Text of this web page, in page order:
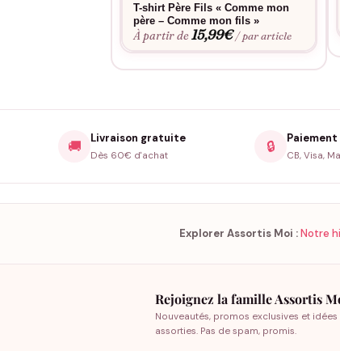
T-shirt Père Fils « Comme mon
père – Comme mon fils »
À partir de15,99€ / par article
🚚 Livraison gratuite
Dès 60€ d'achat
🔒
CB, Visa,
Explorer Assortis Moi :Notre
Rejoignez la famille Assortis
Nouveautés, promos exclusives et idées
assorties. Pas de spam, promis.